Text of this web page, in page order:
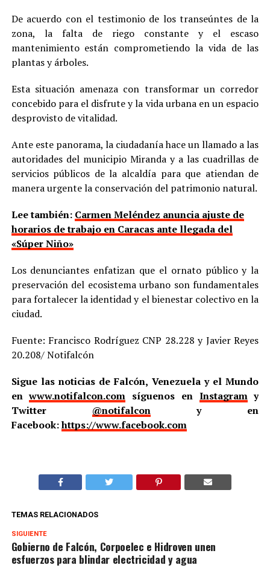
De acuerdo con el testimonio de los transeúntes de la
zona, la falta de riego constante y el escaso
mantenimiento están comprometiendo la vida de las
plantas y árboles.
Esta situación amenaza con transformar un corredor
concebido para el disfrute y la vida urbana en un espacio
desprovisto de vitalidad.
Ante este panorama, la ciudadanía hace un llamado a las
autoridades del municipio Miranda y a las cuadrillas de
servicios públicos de la alcaldía para que atiendan de
manera urgente la conservación del patrimonio natural.
Lee también: Carmen Meléndez anuncia ajuste de
horarios de trabajo en Caracas ante llegada del
«Súper Niño»
Los denunciantes enfatizan que el ornato público y la
preservación del ecosistema urbano son fundamentales
para fortalecer la identidad y el bienestar colectivo en la
ciudad.
Fuente: Francisco Rodríguez CNP 28.228 y Javier Reyes
20.208/ Notifalcón
Sigue las noticias de Falcón, Venezuela y el Mundo
enwww.notifalcon.com síguenos en Instagramy
Twitter @notifalcony en
Facebook:https://www.facebook.com
TEMAS RELACIONADOS
SIGUIENTE
Gobierno de Falcón, Corpoelec e Hidroven unen
esfuerzos para blindar electricidad y agua